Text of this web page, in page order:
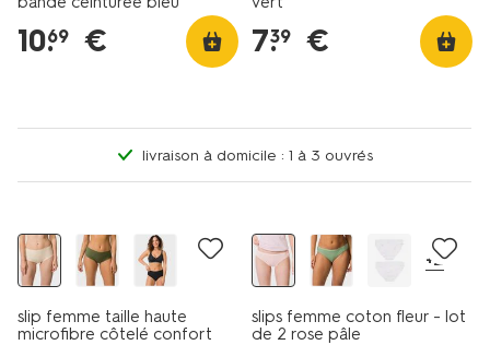
10.
69 € 7.
39 €
livraison à domicile : 1 à 3 ouvrés
slip femme taille haute
microfibre côtelé confort
+2
slips femme coton fleur - lot
de 2 rose pâle